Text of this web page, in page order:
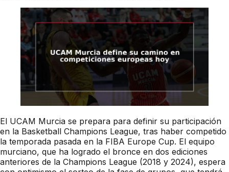
El UCAM Murcia se prepara para definir su participación
en la Basketball Champions League, tras haber competido
la temporada pasada en la FIBA Europe Cup. El equipo
murciano, que ha logrado el bronce en dos ediciones
anteriores de la Champions League (2018 y 2024), espera